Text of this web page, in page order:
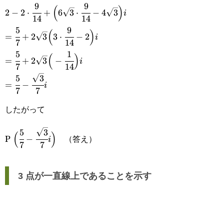
2-2\cdot\cfrac{9}
{14}+\Big(6\sqrt{3}\cdot\cfrac{9}
{14}-4\sqrt{3}\Big)i
2 − 2 ⋅
14
9
+ (6 3 ⋅
14
9
− 4 3)i
=\cfrac{5}
{7}+2\sqrt{3}\Big(3\cdot\cfrac{9}
{14}-2\Big)i
=
7
5
+ 2 3(3 ⋅
14
9
− 2)i
=\cfrac{5}
{7}+2\sqrt{3}\Big(-
\cfrac{1}{14}\Big)i
=
7
5
+ 2 3( −
14
1 )i
=\cfrac{5}{7}-
\cfrac{\sqrt{3}}
{7}i
=
7
5
−
7
3
i
したがって
P \Big(\cfrac{5}
{7}-
( 7
5
−
7
3
i) （答え）
3 点が一直線上であることを示す